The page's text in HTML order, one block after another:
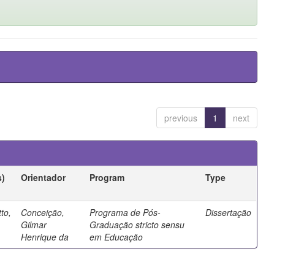
previous 1 next
Orientador Program Type
Conceição,
Gilmar
Henrique da
Programa de Pós-
Graduação stricto sensu
em Educação
Dissertação